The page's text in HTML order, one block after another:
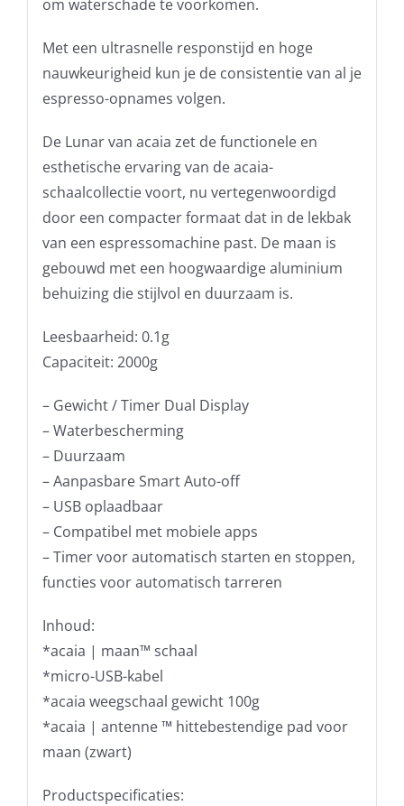
om waterschade te voorkomen.
Met een ultrasnelle responstijd en hoge
nauwkeurigheid kun je de consistentie van al je
espresso-opnames volgen.
De Lunar van acaia zet de functionele en
esthetische ervaring van de acaia-
schaalcollectie voort, nu vertegenwoordigd
door een compacter formaat dat in de lekbak
van een espressomachine past. De maan is
gebouwd met een hoogwaardige aluminium
behuizing die stijlvol en duurzaam is.
Leesbaarheid: 0.1g
Capaciteit: 2000g
– Gewicht / Timer Dual Display
– Waterbescherming
– Duurzaam
– Aanpasbare Smart Auto-off
– USB oplaadbaar
– Compatibel met mobiele apps
– Timer voor automatisch starten en stoppen,
functies voor automatisch tarreren
Inhoud:
*acaia | maan™ schaal
*micro-USB-kabel
*acaia weegschaal gewicht 100g
*acaia | antenne ™ hittebestendige pad voor
maan (zwart)
Productspecificaties: